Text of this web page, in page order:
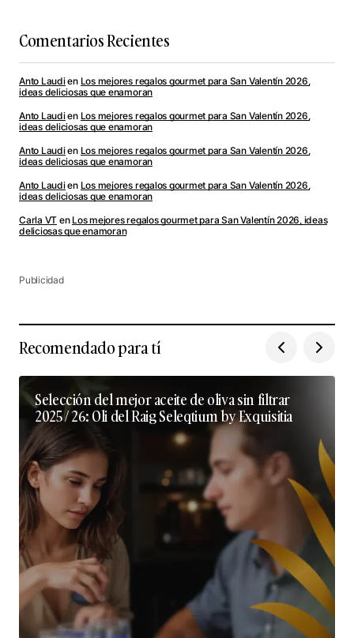
Comentarios Recientes
Anto Laudien Los mejores regalos gourmet para San Valentín 2026,
ideas deliciosas que enamoran
Anto Laudien Los mejores regalos gourmet para San Valentín 2026,
ideas deliciosas que enamoran
Anto Laudien Los mejores regalos gourmet para San Valentín 2026,
ideas deliciosas que enamoran
Anto Laudien Los mejores regalos gourmet para San Valentín 2026,
ideas deliciosas que enamoran
Carla VT en Los mejores regalos gourmet para San Valentín 2026, ideas
deliciosas que enamoran
Publicidad
Recomendado para tí
Selección del mejor aceite de oliva sin filtrar
2025 / 26: Oli del Raig Seleqtium by Exquisitia